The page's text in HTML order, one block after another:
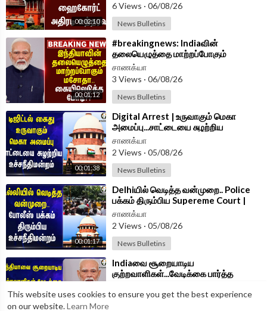
This website uses cookies to ensure you get the best experience
on our website.Learn More
00:02:10
6 Views · 06/08/26
News Bulletins
00:01:12
⁣#breakingnews: Indiaவின்
தலையெழுத்தை மாற்றப்போகும்
மசோதா.. கையிலெடுத்த Modi?? | Delhi
சாணக்யா
3 Views · 06/08/26
News Bulletins
00:01:38
⁣Digital Arrest | உருவாகும் மெகா
அமைப்பு...சாட்டையை சுழற்றிய
Supreme Court | India
சாணக்யா
2 Views · 05/08/26
News Bulletins
00:01:17
⁣Delhiயில் வெடித்த வன்முறை.. Police
பக்கம் திரும்பிய Supereme Court |
CJP
சாணக்யா
2 Views · 05/08/26
News Bulletins
⁣Indiaவை சூறையாடிய
குற்றவாளிகள்...வேடிக்கை பார்த்த
2 Views 05/08/26